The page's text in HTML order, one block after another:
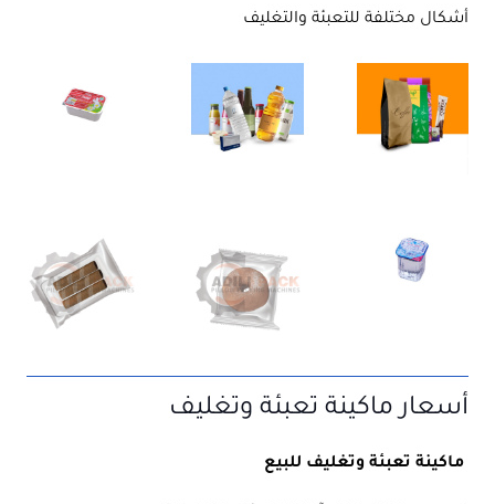
أشكال مختلفة للتعبئة والتغليف
أسعار ماكينة تعبئة وتغليف
ماكينة تعبئة وتغليف للبيع